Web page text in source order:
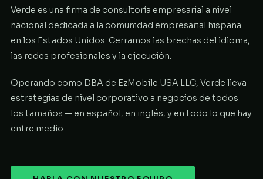
Verde es una firma de consultoría empresarial a nivel
nacional dedicada a la comunidad empresarial hispana
en los Estados Unidos. Cerramos las brechas del idioma,
las redes profesionales y la ejecución.
Operando como DBA de EzMobile USA LLC, Verde lleva
estrategias de nivel corporativo a negocios de todos
los tamaños — en español, en inglés, y en todo lo que hay
entre medio.